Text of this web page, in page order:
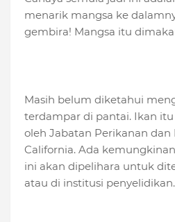
menarik mangsa ke
gembira! Mangsa itu
Masih belum diketahui
terdampar di pantai. Ikan
oleh Jabatan Perikanan dan
California. Ada
ini akan dipelihara untuk
atau di institusi penyelidikan.